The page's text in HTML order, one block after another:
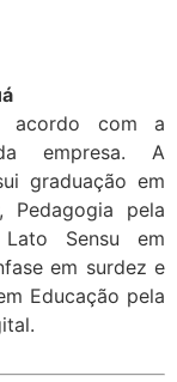
acordo com a
empresa. A
graduação em
Pedagogia pela
Lato Sensu em
em surdez e
Educação pela